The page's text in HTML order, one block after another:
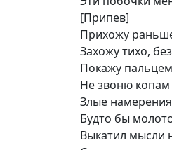
[Припев]
Прихожу
Захожу тихо,
Покажу
Не звоню
Злые
Будто бы
Выкатил мысли